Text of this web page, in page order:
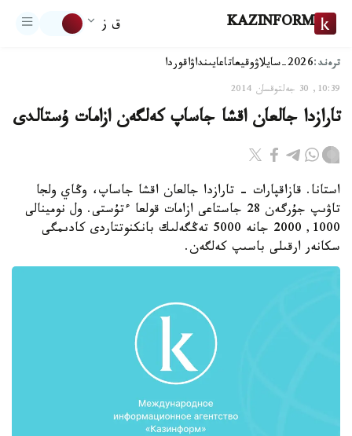
KAZINFORM ق ز
ترەند:2026-سايلاۋ وقيعاتاعايىنداۋاقوردا
10:39, 30 جەلتوقسان 2014
تارازدا جالعان اقشا جاساپ كەلگەن ازامات ۇستالدى
استانا. قازاقپارات - تارازدا جالعان اقشا جاساپ، وڭاي ولجا
تاۋىپ جۇرگەن 28 جاستاعى ازامات قولعا ءتۇستى. ول نومينالى
1000, 2000 جانە 5000 تەڭگەلىك بانكنوتتاردى كادىمگى
سكانەر ارقىلى باسىپ كەلگەن.